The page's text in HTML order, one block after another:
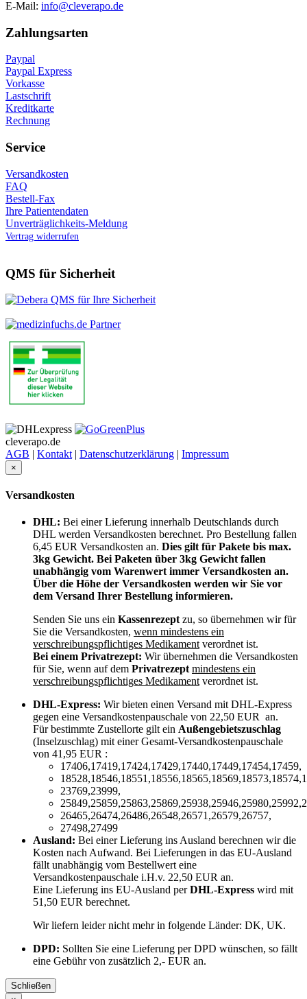
E-Mail: info@cleverapo.de
Zahlungsarten
Paypal
Paypal Express
Vorkasse
Lastschrift
Kreditkarte
Rechnung
Service
Versandkosten
FAQ
Bestell-Fax
Ihre Patientendaten
Unverträglichkeits-Meldung
Vertrag widerrufen
QMS für Sicherheit
cleverapo.de
AGB | Kontakt | Datenschutzerklärung | Impressum
×
Versandkosten
DHL: Bei einer Lieferung innerhalb Deutschlands durch
DHL werden Versandkosten berechnet. Pro Bestellung fallen
6,45 EUR Versandkosten an. Dies gilt für Pakete bis max.
3kg Gewicht. Bei Paketen über 3kg Gewicht fallen
unabhängig vom Warenwert immer Versandkosten an.
Über die Höhe der Versandkosten werden wir Sie vor
dem Versand Ihrer Bestellung informieren.
Senden Sie uns ein Kassenrezeptzu, so übernehmen wir für
Sie die Versandkosten, wenn mindestens ein
verschreibungspflichtiges Medikamentverordnet ist.
Bei einem Privatrezept: Wir übernehmen die Versandkosten
für Sie, wenn auf dem Privatrezept mindestens ein
verschreibungspflichtiges Medikamentverordnet ist.
DHL-Express: Wir bieten einen Versand mit DHL-Express
gegen eine Versandkostenpauschale von 22,50 EUR an.
Für bestimmte Zustellorte gilt ein Außengebietszuschlag
(Inselzuschlag) mit einer Gesamt-Versandkostenpauschale
von 41,95 EUR :
17406,17419,17424,17429,17440,17449,17454,17459,
23769,23999,
26465,26474,26486,26548,26571,26579,26757,
27498,27499
Ausland: Bei einer Lieferung ins Ausland berechnen wir die
Kosten nach Aufwand. Bei Lieferungen in das EU-Ausland
fällt unabhängig vom Bestellwert eine
Versandkostenpauschale i.H.v. 22,50 EUR an.
Eine Lieferung ins EU-Ausland perDHL-Express wird mit
51,50 EUR berechnet.
Wir liefern leider nicht mehr in folgende Länder: DK, UK.
DPD: Sollten Sie eine Lieferung per DPD wünschen, so fällt
eine Gebühr von zusätzlich 2,- EUR an.
Schließen